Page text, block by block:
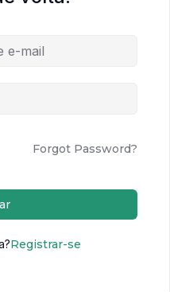
Forgot Password?
Registrar-se